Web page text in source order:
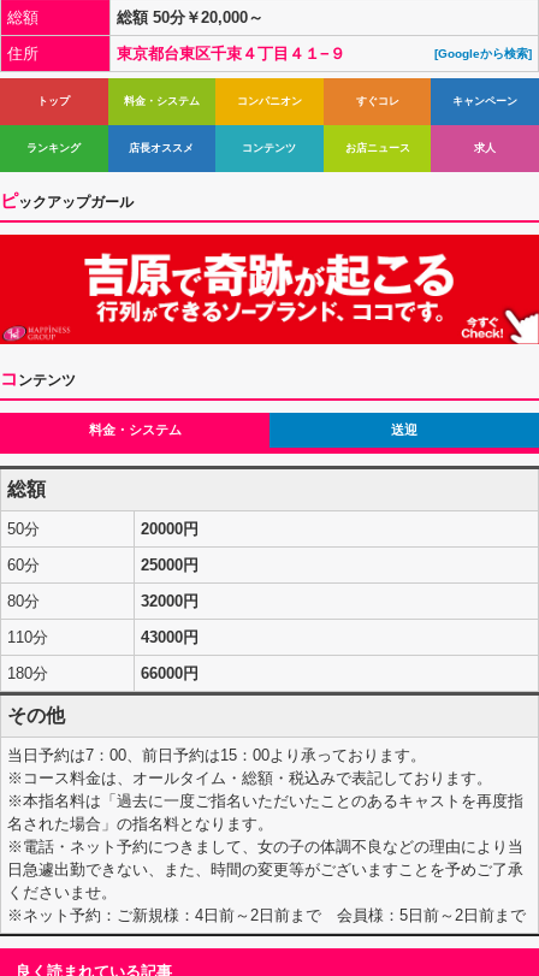
総額
総額 50分￥20,000～
住所
東京都台東区千束４丁目４１−９ [Googleから検索]
トップ 料金・システム コンパニオン すぐコレ キャンペーン
ランキング 店長オススメ コンテンツ お店ニュース 求人
ピックアップガール
コ ンテンツ
料金・システム 送迎
総額
50分
20000円
60分
25000円
80分
32000円
110分
43000円
180分
66000円
その他
当日予約は7：00、前日予約は15：00より承っております。
※コース料金は、オールタイム・総額・税込みで表記しております。
※本指名料は「過去に一度ご指名いただいたことのあるキャストを再度指
名された場合」の指名料となります。
※電話・ネット予約につきまして、女の子の体調不良などの理由により当
日急遽出勤できない、また、時間の変更等がございますことを予めご了承
くださいませ。
※ネット予約：ご新規様：4日前～2日前まで 会員様：5日前～2日前まで
良く読まれている記事